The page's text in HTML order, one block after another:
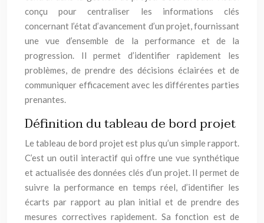
conçu pour centraliser les informations clés
concernant l’état d’avancement d’un projet, fournissant
une vue d’ensemble de la performance et de la
progression. Il permet d’identifier rapidement les
problèmes, de prendre des décisions éclairées et de
communiquer efficacement avec les différentes parties
prenantes.
Définition du tableau de bord projet
Le tableau de bord projet est plus qu’un simple rapport.
C’est un outil interactif qui offre une vue synthétique
et actualisée des données clés d’un projet. Il permet de
suivre la performance en temps réel, d’identifier les
écarts par rapport au plan initial et de prendre des
mesures correctives rapidement. Sa fonction est de